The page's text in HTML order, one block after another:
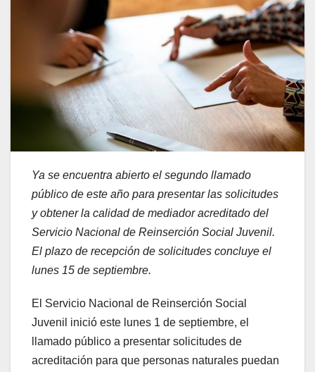
Ya se encuentra abierto el segundo llamado
público de este año para presentar las solicitudes
y obtener la calidad de mediador acreditado del
Servicio Nacional de Reinserción Social Juvenil.
El plazo de recepción de solicitudes concluye el
lunes 15 de septiembre.
El Servicio Nacional de Reinserción Social
Juvenil inició este lunes 1 de septiembre, el
llamado público a presentar solicitudes de
acreditación para que personas naturales puedan